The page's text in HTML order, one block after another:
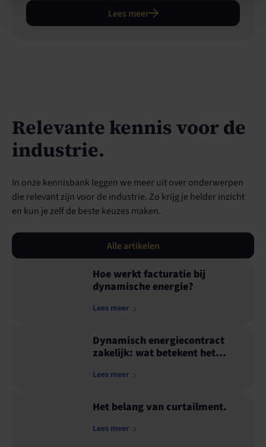
je energie, zonder extra gedoe.
Lees meer
Relevante kennis voor de
industrie.
In onze kennisbank leggen we meer uit over onderwerpen
die relevant zijn voor de industrie. Zo krijg je helder inzicht
en kun je zelf de beste keuzes maken.
Alle artikelen
Hoe werkt facturatie bij
dynamische energie?
Lees meer
Dynamisch energiecontract
zakelijk: wat betekent het
Lees meer
Het belang van curtailment.
Lees meer